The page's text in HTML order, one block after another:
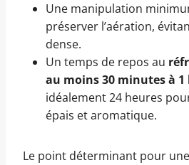
Une manipulation
préserver l’aération,
dense.
Un temps de repos au
au moins 30 minutes à 1
idéalement 24 heures
épais et aromatique.
Le point déterminant pour